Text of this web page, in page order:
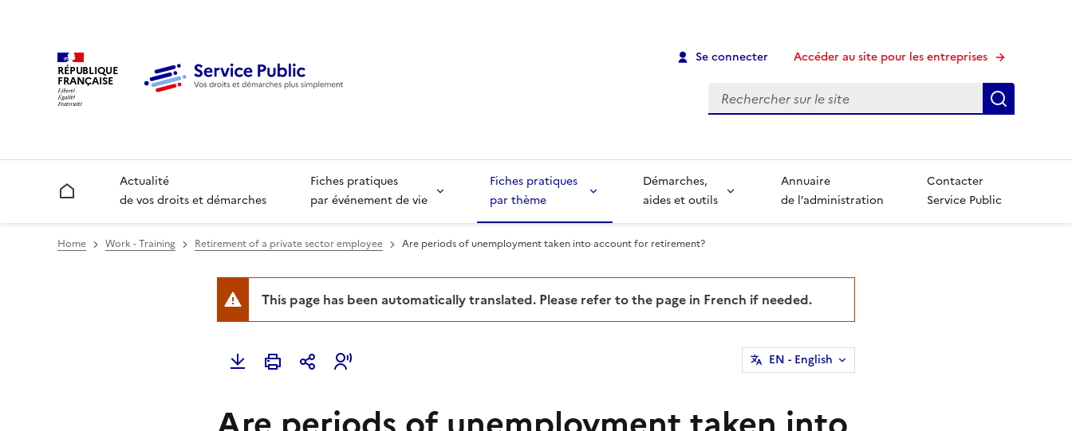
RÉPUBLIQUE
FRANÇAISE
Se connecter Accéder au site pour les entreprises
Recherche
Accueil
Actualité
de vos droits et démarches
Fiches pratiques
par événement de vie
Fiches pratiques
par thème
Démarches,
aides et outils
Annuaire
de l’administration
Contacter
Service Public
Home Work - Training Retirement of a private sector employee Are periods of unemployment taken into account for retirement?
This page has been automatically translated. Please refer to the page in French if needed.
EN - English